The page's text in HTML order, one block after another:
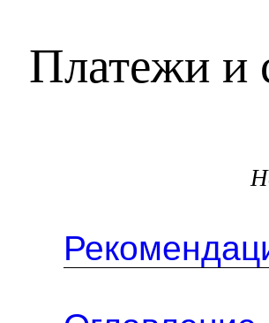
Платежи и